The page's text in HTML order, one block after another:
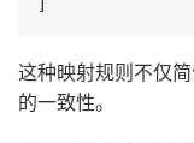
这种映射规则不仅
的一致性。